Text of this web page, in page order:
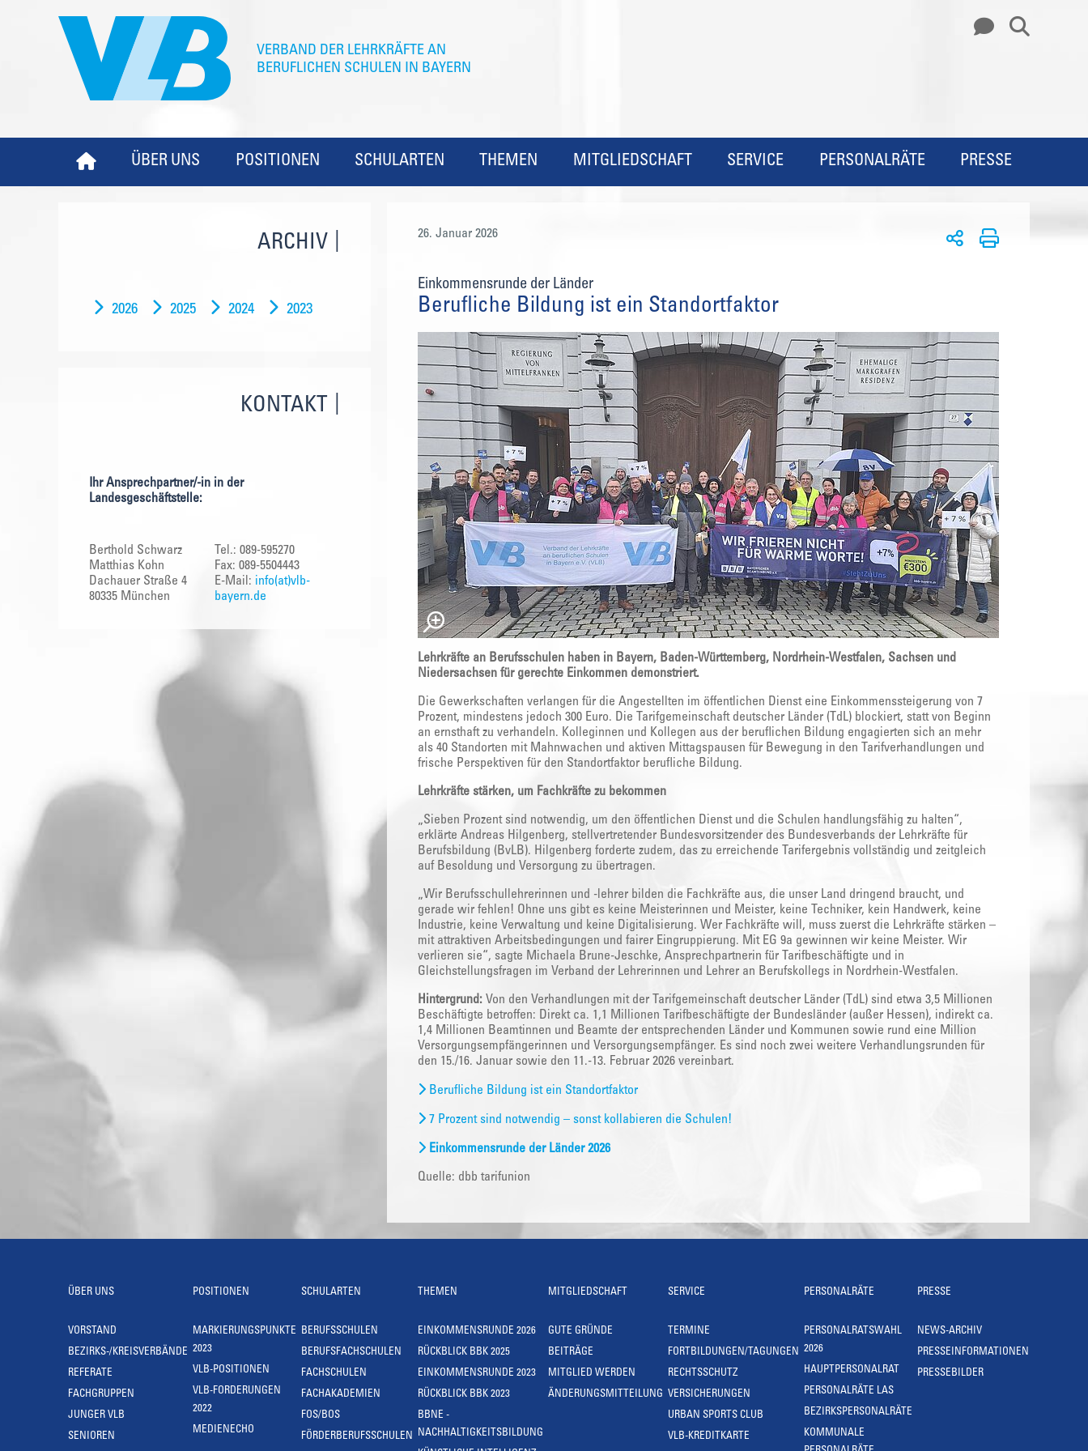
ÜBER UNS POSITIONEN SCHULARTEN THEMEN MITGLIEDSCHAFT SERVICE PERSONALRÄTE PRESSE
ARCHIV
2026 2025 2024 2023
KONTAKT
Ihr Ansprechpartner/-in in der
Landesgeschäftstelle:
Berthold Schwarz
Matthias Kohn
Dachauer Straße 4
80335 München
Tel.: 089-595270
Fax: 089-5504443
E-Mail: info(at)vlb-
bayern.de
26. Januar 2026
Einkommensrunde der Länder
Berufliche Bildung ist ein Standortfaktor
Lehrkräfte an Berufsschulen haben in Bayern, Baden-Württemberg, Nordrhein-Westfalen, Sachsen und
Niedersachsen für gerechte Einkommen demonstriert.
Die Gewerkschaften verlangen für die Angestellten im öffentlichen Dienst eine Einkommenssteigerung von 7
Prozent, mindestens jedoch 300 Euro. Die Tarifgemeinschaft deutscher Länder (TdL) blockiert, statt von Beginn
an ernsthaft zu verhandeln. Kolleginnen und Kollegen aus der beruflichen Bildung engagierten sich an mehr
als 40 Standorten mit Mahnwachen und aktiven Mittagspausen für Bewegung in den Tarifverhandlungen und
frische Perspektiven für den Standortfaktor berufliche Bildung.
Lehrkräfte stärken, um Fachkräfte zu bekommen
„Sieben Prozent sind notwendig, um den öffentlichen Dienst und die Schulen handlungsfähig zu halten“,
erklärte Andreas Hilgenberg, stellvertretender Bundesvorsitzender des Bundesverbands der Lehrkräfte für
Berufsbildung (BvLB). Hilgenberg forderte zudem, das zu erreichende Tarifergebnis vollständig und zeitgleich
auf Besoldung und Versorgung zu übertragen.
„Wir Berufsschullehrerinnen und -lehrer bilden die Fachkräfte aus, die unser Land dringend braucht, und
gerade wir fehlen! Ohne uns gibt es keine Meisterinnen und Meister, keine Techniker, kein Handwerk, keine
Industrie, keine Verwaltung und keine Digitalisierung. Wer Fachkräfte will, muss zuerst die Lehrkräfte stärken –
mit attraktiven Arbeitsbedingungen und fairer Eingruppierung. Mit EG 9a gewinnen wir keine Meister. Wir
verlieren sie“, sagte Michaela Brune-Jeschke, Ansprechpartnerin für Tarifbeschäftigte und in
Gleichstellungsfragen im Verband der Lehrerinnen und Lehrer an Berufskollegs in Nordrhein-Westfalen.
Hintergrund: Von den Verhandlungen mit der Tarifgemeinschaft deutscher Länder (TdL) sind etwa 3,5 Millionen
Beschäftigte betroffen: Direkt ca. 1,1 Millionen Tarifbeschäftigte der Bundesländer (außer Hessen), indirekt ca.
1,4 Millionen Beamtinnen und Beamte der entsprechenden Länder und Kommunen sowie rund eine Million
Versorgungsempfängerinnen und Versorgungsempfänger. Es sind noch zwei weitere Verhandlungsrunden für
den 15./16. Januar sowie den 11.-13. Februar 2026 vereinbart.
Berufliche Bildung ist ein Standortfaktor
7 Prozent sind notwendig – sonst kollabieren die Schulen!
Einkommensrunde der Länder 2026
Quelle: dbb tarifunion
ÜBER UNS
VORSTAND
BEZIRKS-/KREISVERBÄNDE
REFERATE
FACHGRUPPEN
JUNGER VLB
SENIOREN
POSITIONEN
MARKIERUNGSPUNKTE
2023
VLB-POSITIONEN
VLB-FORDERUNGEN
2022
MEDIENECHO
SCHULARTEN
BERUFSSCHULEN
BERUFSFACHSCHULEN
FACHSCHULEN
FACHAKADEMIEN
FOS/BOS
FÖRDERBERUFSSCHULEN
THEMEN
EINKOMMENSRUNDE 2026
RÜCKBLICK BBK 2025
EINKOMMENSRUNDE 2023
RÜCKBLICK BBK 2023
BBNE -
NACHHALTIGKEITSBILDUNG
MITGLIEDSCHAFT
GUTE GRÜNDE
BEITRÄGE
MITGLIED WERDEN
ÄNDERUNGSMITTEILUNG
SERVICE
TERMINE
FORTBILDUNGEN/TAGUNGEN
RECHTSSCHUTZ
VERSICHERUNGEN
URBAN SPORTS CLUB
VLB-KREDITKARTE
PERSONALRÄTE
PERSONALRATSWAHL
2026
HAUPTPERSONALRAT
PERSONALRÄTE LAS
BEZIRKSPERSONALRÄTE
KOMMUNALE
PRESSE
NEWS-ARCHIV
PRESSEINFORMATIONEN
PRESSEBILDER